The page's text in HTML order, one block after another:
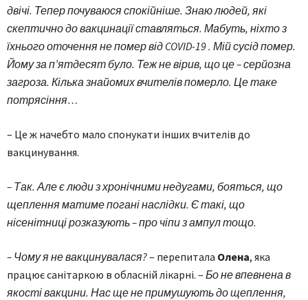
двічі. Тепер почуваюся спокійніше. Знаю людей, які
скептично до вакцинації ставляться. Мабуть, ніхто з
їхнього оточення не помер від COVID-19 . Мій сусід помер.
Йому за п’ятдесят було. Теж не вірив, що це – серйозна
загроза. Кілька знайомих вчителів померло. Це таке
потрясіння…
– Це ж начебто мало спонукати інших вчителів до
вакцинування.
– Так. Але є люди з хронічними недугами, бояться, що
щеплення матиме погані наслідки. Є такі, що
нісенітниці розказують – про чіпи з ампул тощо.
– Чому я не вакцинувалася?– перепитала Олена, яка
працює санітаркою в обласній лікарні. – Бо не впевнена в
якості вакцини. Нас ще не примушують до щеплення,